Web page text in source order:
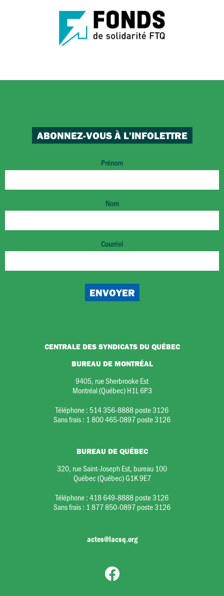
ABONNEZ-VOUS À L'INFOLETTRE
Prénom
Nom
Courriel
CENTRALE DES SYNDICATS DU QUÉBEC
BUREAU DE MONTRÉAL
9405, rue Sherbrooke Est
Montréal (Québec) H1L 6P3
Téléphone : 514 356-8888 poste 3126
Sans frais : 1 800 465-0897 poste 3126
BUREAU DE QUÉBEC
320, rue Saint-Joseph Est, bureau 100
Québec (Québec) G1K 9E7
Téléphone :418 649-8888 poste 3126
Sans frais : 1 877 850-0897 poste 3126
actes@lacsq.org